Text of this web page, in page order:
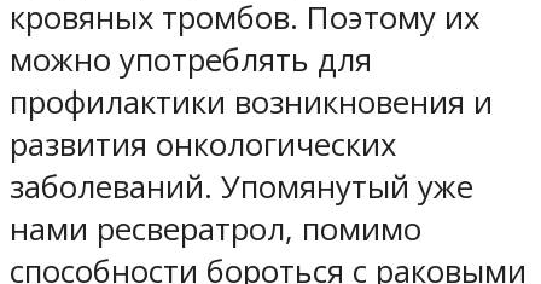
кровяных тромбов. Поэтому их
можно употреблять для
профилактики возникновения и
развития онкологических
заболеваний. Упомянутый уже
нами ресвератрол, помимо
способности бороться с раковыми